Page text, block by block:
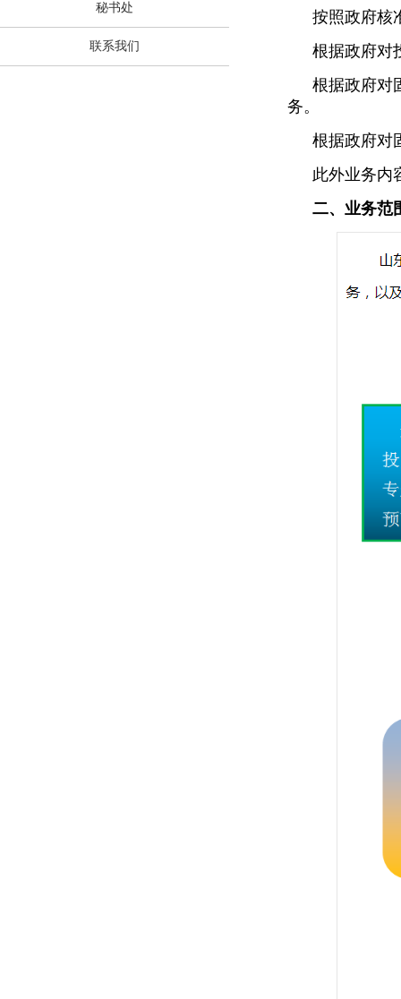
秘书处
联系我们
按照政府核
根据政府对
根据政府对
务。
根据政府对
此外业务内
二、业务范